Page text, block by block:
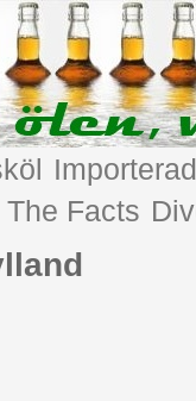
Facts